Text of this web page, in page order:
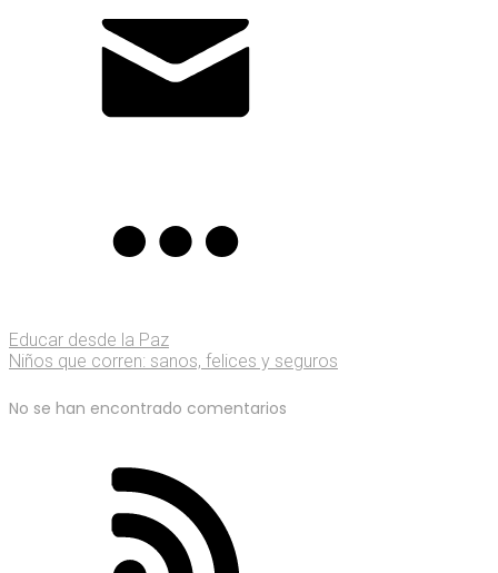
Educar desde la Paz
Niños que corren: sanos, felices y seguros
No se han encontrado comentarios